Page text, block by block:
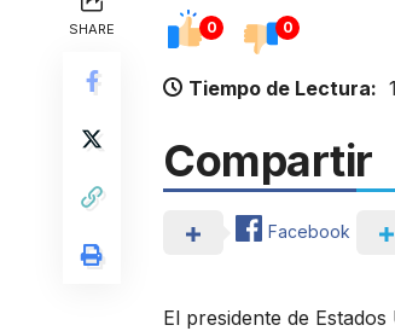
SHARE 0 0
Tiempo de Lectura:
Compartir
Facebook
El presidente de